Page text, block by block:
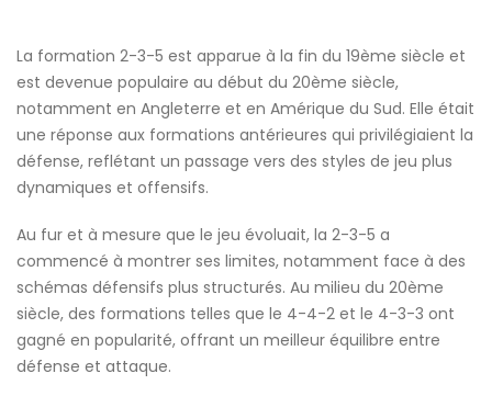
La formation 2-3-5 est apparue à la fin du 19ème siècle et
est devenue populaire au début du 20ème siècle,
notamment en Angleterre et en Amérique du Sud. Elle était
une réponse aux formations antérieures qui privilégiaient la
défense, reflétant un passage vers des styles de jeu plus
dynamiques et offensifs.
Au fur et à mesure que le jeu évoluait, la 2-3-5 a
commencé à montrer ses limites, notamment face à des
schémas défensifs plus structurés. Au milieu du 20ème
siècle, des formations telles que le 4-4-2 et le 4-3-3 ont
gagné en popularité, offrant un meilleur équilibre entre
défense et attaque.